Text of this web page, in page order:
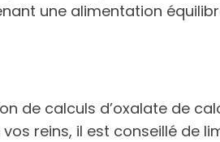
une alimentation
de calculs d’oxalate de
reins, il est conseillé de